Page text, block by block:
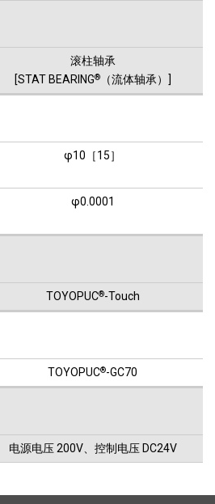
滚柱轴承
[STAT BEARING®（流体轴承）]
φ10［15］
φ0.0001
TOYOPUC®-Touch
TOYOPUC®-GC70
电源电压 200V、控制电压 DC24V